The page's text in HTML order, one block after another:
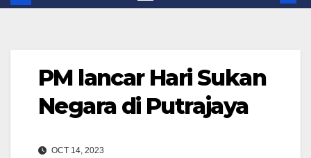
PM lancar Hari Sukan
Negara di Putrajaya
OCT 14, 2023